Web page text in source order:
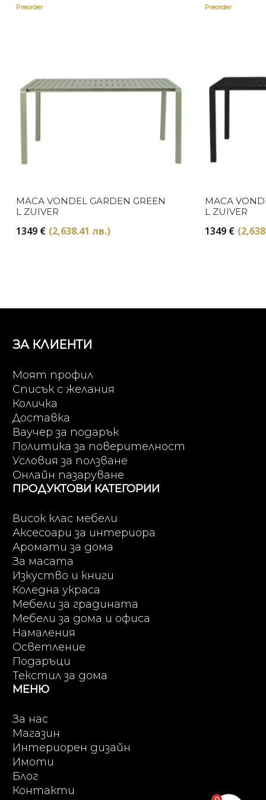
Preorder
МАСА VONDEL GARDEN GREEN
L ZUIVER
1349 € (2,638.41 лв.)
Preorder
МАСА
L ZUIVER
1349 €
ЗА КЛИЕНТИ
Моят профил
Списък с желания
Количка
Доставка
Ваучер за подарък
Политика за поверителност
Условия за ползване
Онлайн пазаруване
ПРОДУКТОВИ КАТЕГОРИИ
Висок клас мебели
Аксесоари за интериора
Аромати за дома
За масата
Изкуство и книги
Коледна украса
Мебели за градината
Мебели за дома и офиса
Намаления
Осветление
Подаръци
Текстил за дома
МЕНЮ
За нас
Магазин
Интериорен дизайн
Имоти
Блог
Контакти